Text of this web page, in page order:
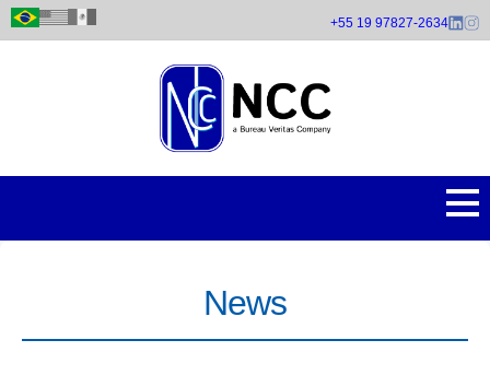
Pular
+55 19 97827-2634
News